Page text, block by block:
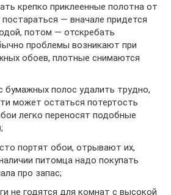
крепко приклеенные полотна от
— вначале придется
потом — отскребать
проблемы возникают при
обоев, плотные снимаются
бумажных полос удалить трудно,
может остаться потертость
легко переносят подобные
портят обои, отрывают их,
питомца надо покупать
про запас;
не годятся для комнат с высокой